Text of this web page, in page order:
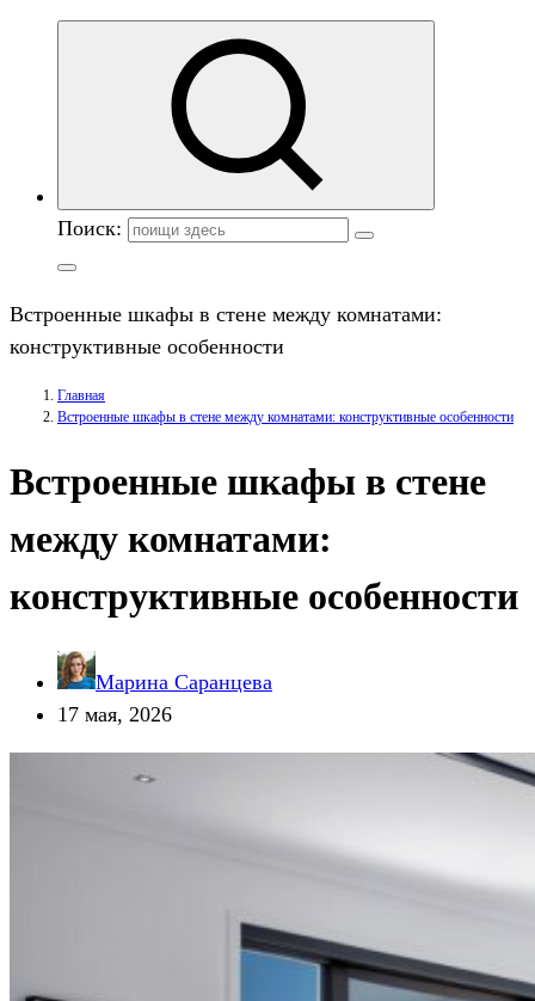
Поиск:
Встроенные шкафы в стене между комнатами:
конструктивные особенности
Главная
Встроенные шкафы в стене между комнатами: конструктивные особенности
Встроенные шкафы в стене
между комнатами:
конструктивные особенности
Марина Саранцева
17 мая, 2026